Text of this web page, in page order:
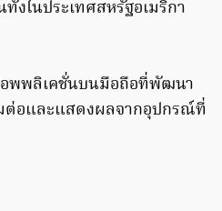
ในประเทศสหรัฐอเมริกา
พพลิเคชั่นบนมือถือที่พัฒนา
ต่อและแสดงผลจากอุปกรณ์ที่